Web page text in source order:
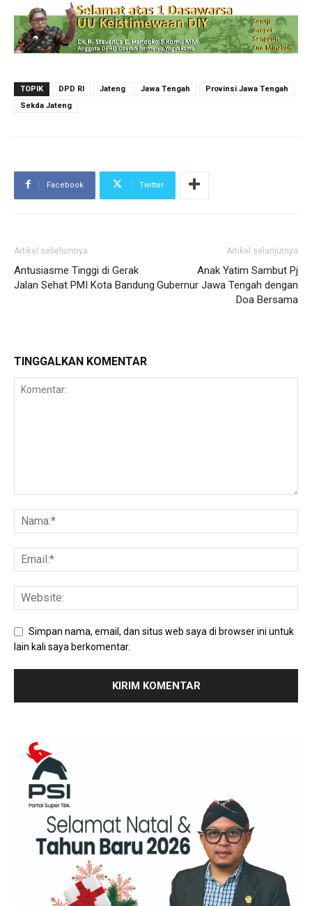
TOPIK DPD RI Jateng Jawa Tengah
Provinsi Jawa Tengah
Sekda Jateng
Facebook Twitter
Artikel sebelumnya
Antusiasme Tinggi di Gerak
Jalan Sehat PMI Kota Bandung
Artikel selanjutnya
Anak Yatim Sambut Pj
Gubernur Jawa Tengah dengan
Doa Bersama
TINGGALKAN KOMENTAR
Simpan nama, email, dan situs web saya di browser ini untuk
lain kali saya berkomentar.